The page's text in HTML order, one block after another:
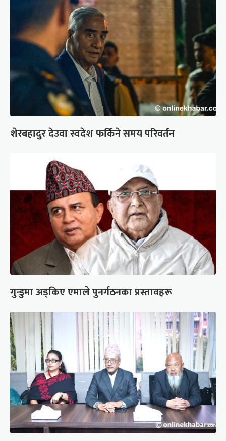
शेरबहादुर देउवा स्वदेश फर्किने समय परिवर्तन
गुन्डुमा अड्किए एमाले पुनर्गठनका प्रस्तावहरू